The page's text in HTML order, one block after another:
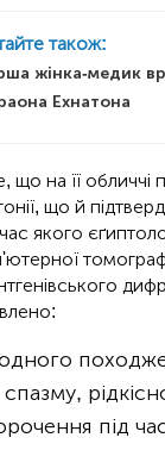
також:
жінка-медик
Ехнатона
що на її обличчі
що й
якого
під